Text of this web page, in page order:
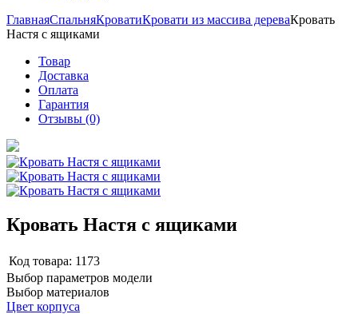
ГлавнаяСпальняКроватиКровати из массива дереваКровать
Настя с ящиками
Товар
Доставка
Оплата
Гарантия
Отзывы (0)
Кровать Настя с ящиками
Код товара: 1173
Выбор параметров модели
Выбор материалов
Цвет корпуса